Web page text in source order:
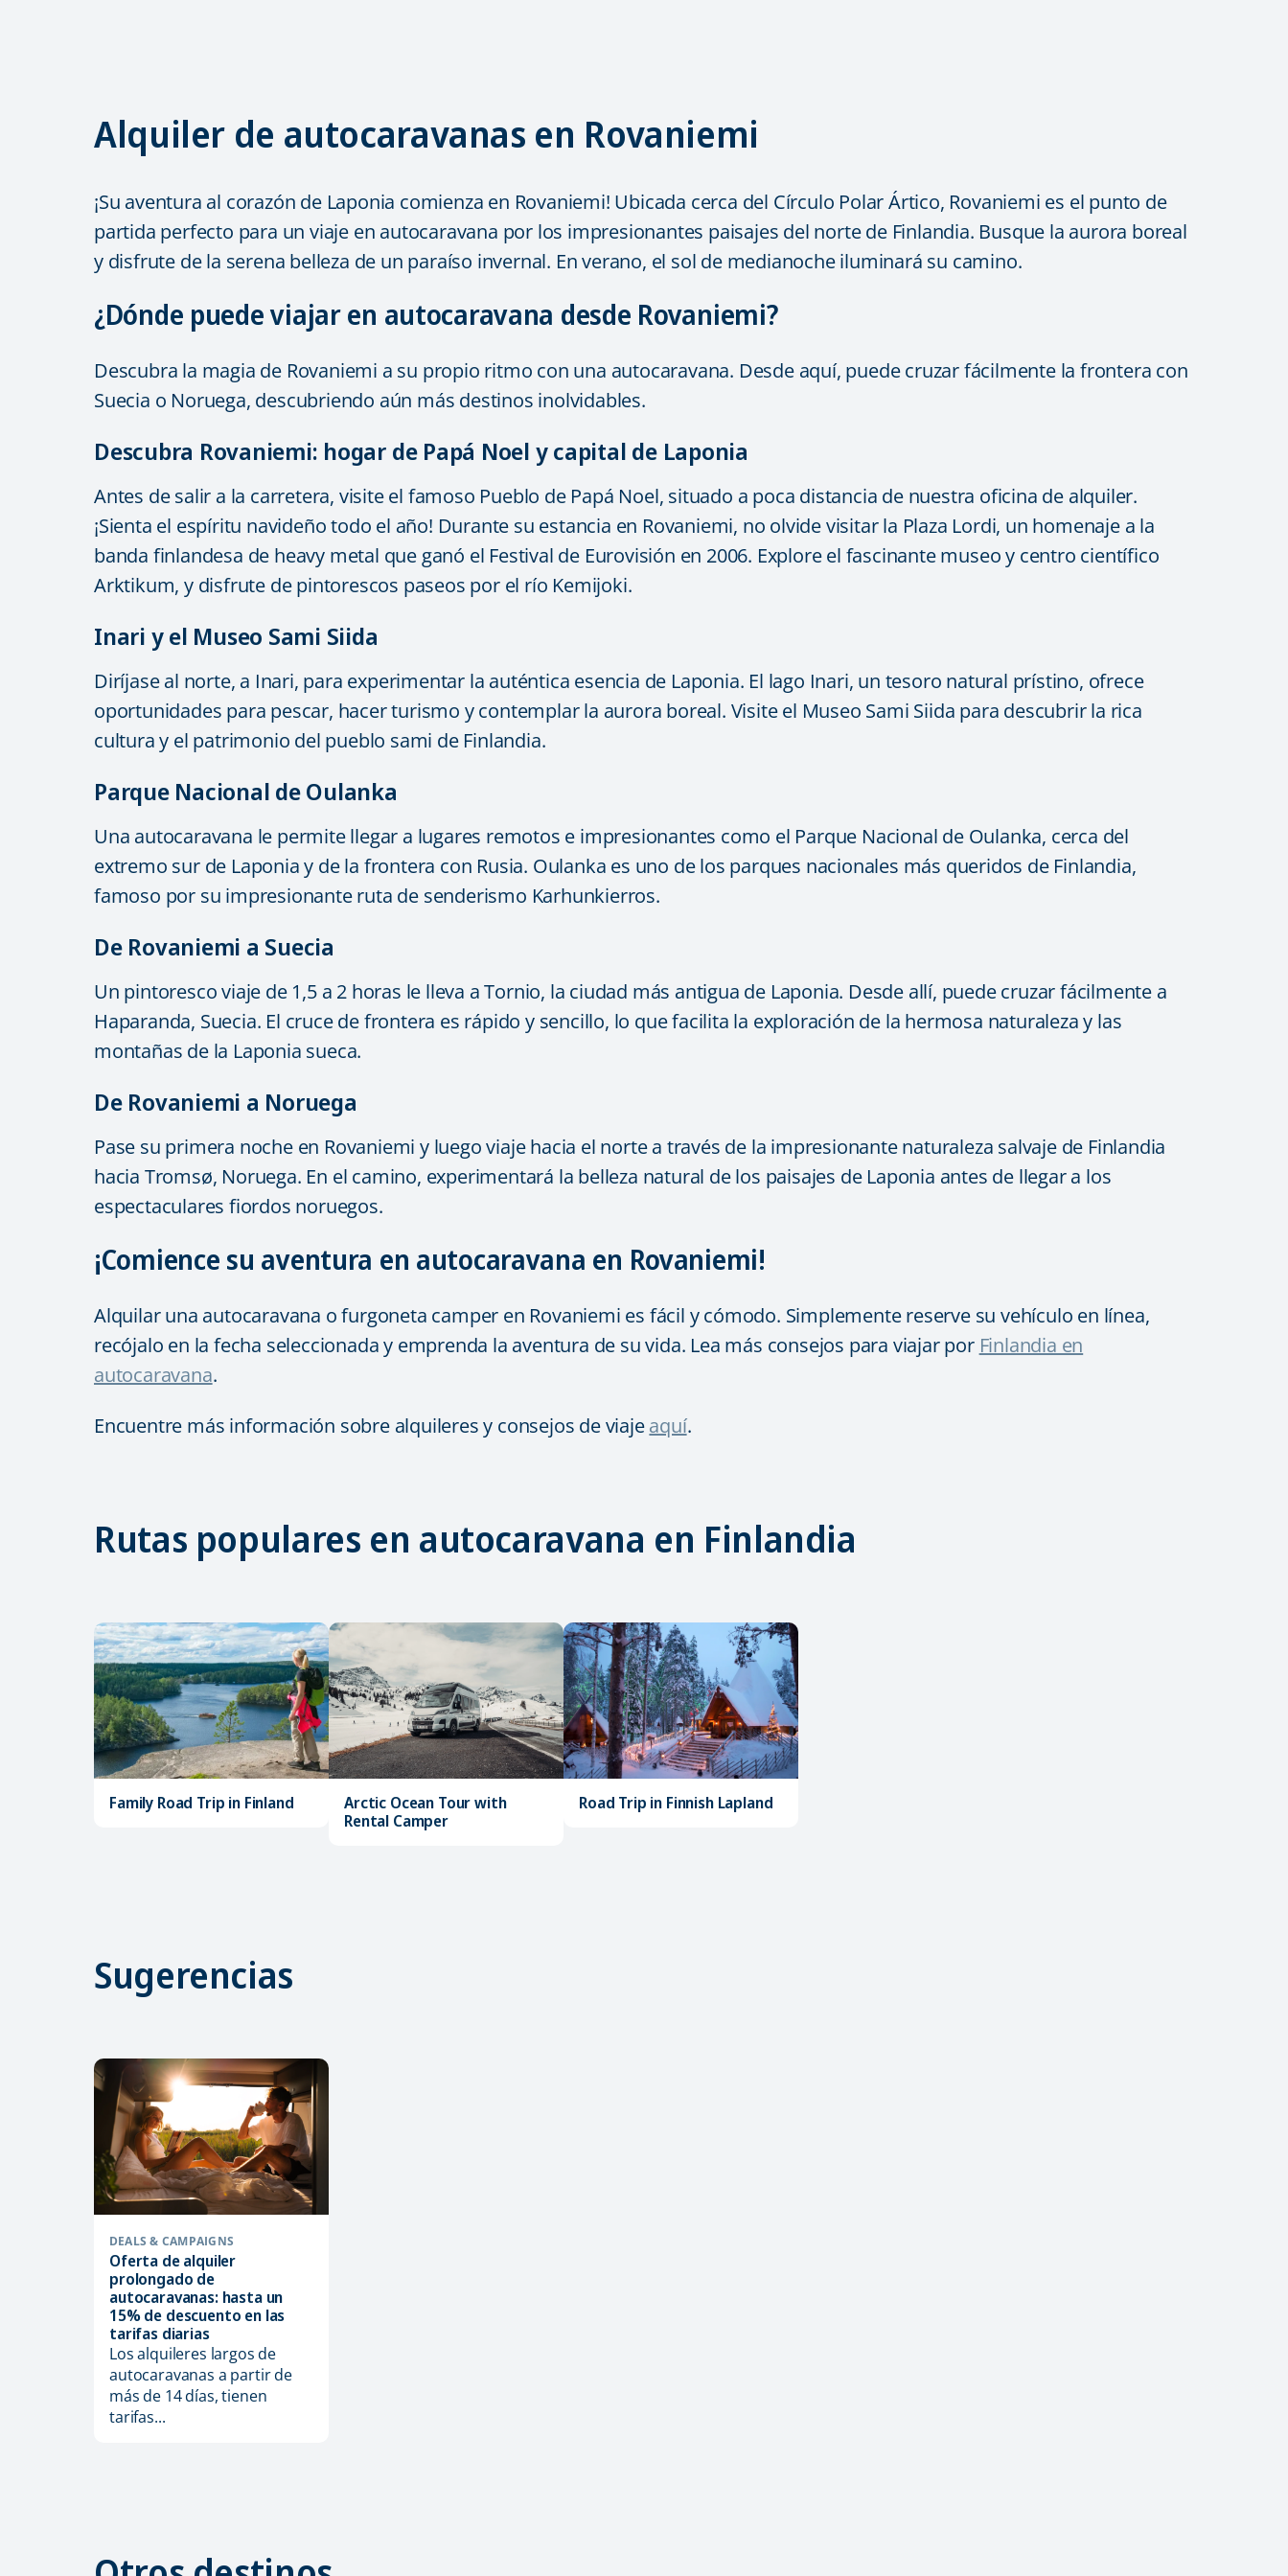
Alquiler de autocaravanas en Rovaniemi
¡Su aventura al corazón de Laponia comienza en Rovaniemi! Ubicada cerca del Círculo Polar Ártico, Rovaniemi es el punto de
partida perfecto para un viaje en autocaravana por los impresionantes paisajes del norte de Finlandia. Busque la aurora boreal
y disfrute de la serena belleza de un paraíso invernal. En verano, el sol de medianoche iluminará su camino.
¿Dónde puede viajar en autocaravana desde Rovaniemi?
Descubra la magia de Rovaniemi a su propio ritmo con una autocaravana. Desde aquí, puede cruzar fácilmente la frontera con
Suecia o Noruega, descubriendo aún más destinos inolvidables.
Descubra Rovaniemi: hogar de Papá Noel y capital de Laponia
Antes de salir a la carretera, visite el famoso Pueblo de Papá Noel, situado a poca distancia de nuestra oficina de alquiler.
¡Sienta el espíritu navideño todo el año! Durante su estancia en Rovaniemi, no olvide visitar la Plaza Lordi, un homenaje a la
banda finlandesa de heavy metal que ganó el Festival de Eurovisión en 2006. Explore el fascinante museo y centro científico
Arktikum, y disfrute de pintorescos paseos por el río Kemijoki.
Inari y el Museo Sami Siida
Diríjase al norte, a Inari, para experimentar la auténtica esencia de Laponia. El lago Inari, un tesoro natural prístino, ofrece
oportunidades para pescar, hacer turismo y contemplar la aurora boreal. Visite el Museo Sami Siida para descubrir la rica
cultura y el patrimonio del pueblo sami de Finlandia.
Parque Nacional de Oulanka
Una autocaravana le permite llegar a lugares remotos e impresionantes como el Parque Nacional de Oulanka, cerca del
extremo sur de Laponia y de la frontera con Rusia. Oulanka es uno de los parques nacionales más queridos de Finlandia,
famoso por su impresionante ruta de senderismo Karhunkierros.
De Rovaniemi a Suecia
Un pintoresco viaje de 1,5 a 2 horas le lleva a Tornio, la ciudad más antigua de Laponia. Desde allí, puede cruzar fácilmente a
Haparanda, Suecia. El cruce de frontera es rápido y sencillo, lo que facilita la exploración de la hermosa naturaleza y las
montañas de la Laponia sueca.
De Rovaniemi a Noruega
Pase su primera noche en Rovaniemi y luego viaje hacia el norte a través de la impresionante naturaleza salvaje de Finlandia
hacia Tromsø, Noruega. En el camino, experimentará la belleza natural de los paisajes de Laponia antes de llegar a los
espectaculares fiordos noruegos.
¡Comience su aventura en autocaravana en Rovaniemi!
Alquilar una autocaravana o furgoneta camper en Rovaniemi es fácil y cómodo. Simplemente reserve su vehículo en línea,
recójalo en la fecha seleccionada y emprenda la aventura de su vida. Lea más consejos para viajar por Finlandia en
autocaravana.
Encuentre más información sobre alquileres y consejos de viajeaquí.
Rutas populares en autocaravana en Finlandia
Family Road Trip in Finland
Arctic Ocean Tour with
Rental Camper
Road Trip in Finnish Lapland
Sugerencias
DEALS & CAMPAIGNS
Oferta de alquiler
prolongado de
autocaravanas: hasta un
15% de descuento en las
tarifas diarias
Los alquileres largos de
autocaravanas a partir de
más de 14 días, tienen
tarifas...